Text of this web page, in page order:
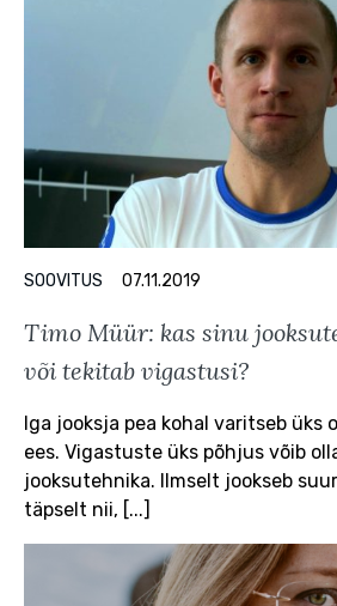
Timo Müür: kas sinu
või tekitab vigastusi?
Iga jooksja pea kohal varitseb
ees. Vigastuste üks põhjus võib
jooksutehnika. Ilmselt jookseb
täpselt nii, [...]
SOOVITUS 07.11.2019